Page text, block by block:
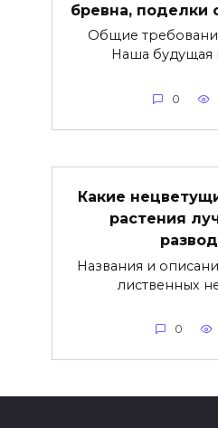
бревна, поделки
Общие
Наша будущая
0
Какие
растения
Названия и
лиственных
0